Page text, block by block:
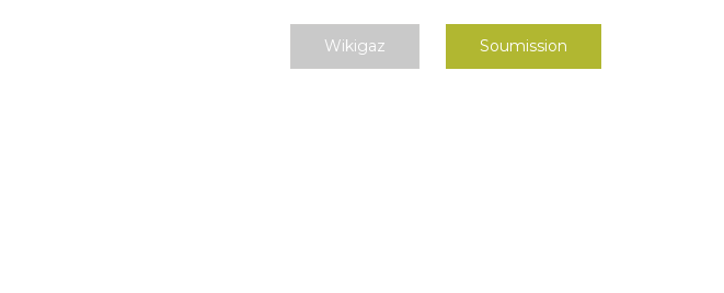
Wikigaz Soumission